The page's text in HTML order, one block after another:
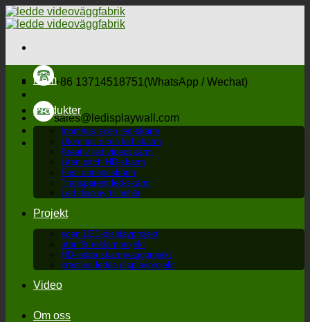
Hoppa
till
+86 13714518751(WhatsApp / Wechat)
sales@ledisplaywall.com
Hem
Produkter
Inomhus scen led-skärm
Utomhus scen led skärm
Kreativ led videoskärm
Liten pitch HD-skärm
Fast annonsskärm
Transparent led-skärm
Led display tillbehör
Projekt
scen LED-displayprojekt
utanför reklamprojekt
HD-ledda skärmväggprojekt
kreativa ledda displayprojekt
Video
Om oss